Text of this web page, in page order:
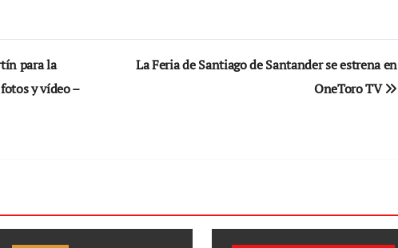
para la
y vídeo –
La Feria de Santiago de Santander se estrena en
OneToro TV